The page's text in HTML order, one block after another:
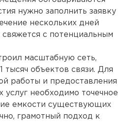
нужно заполнить заявку
нескольких дней
с потенциальным
масштабную сеть,
объектов связи. Для
работы и предоставления
услуг необходимо точечное
емкости существующих
грамотный подход к